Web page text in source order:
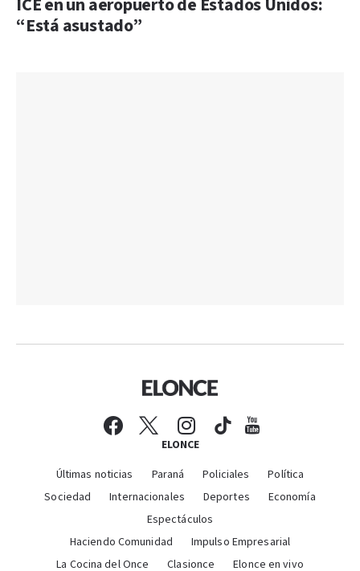
ICE en un aeropuerto de Estados Unidos:
“Está asustado”
ELONCE
Últimas noticias Paraná Policiales
Política
Sociedad
Internacionales Deportes
Economía
Espectáculos
Haciendo Comunidad
Impulso Empresarial
La Cocina del Once
Clasionce Elonce en vivo